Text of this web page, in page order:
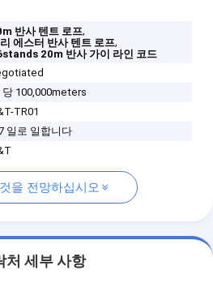
반사 텐트 로프,
에스터 반사 텐트 로프,
20m 반사 가이 라인 코드
당 100,000meters
TR01
일로 일합니다
을 전망하십시오
처 세부 사항